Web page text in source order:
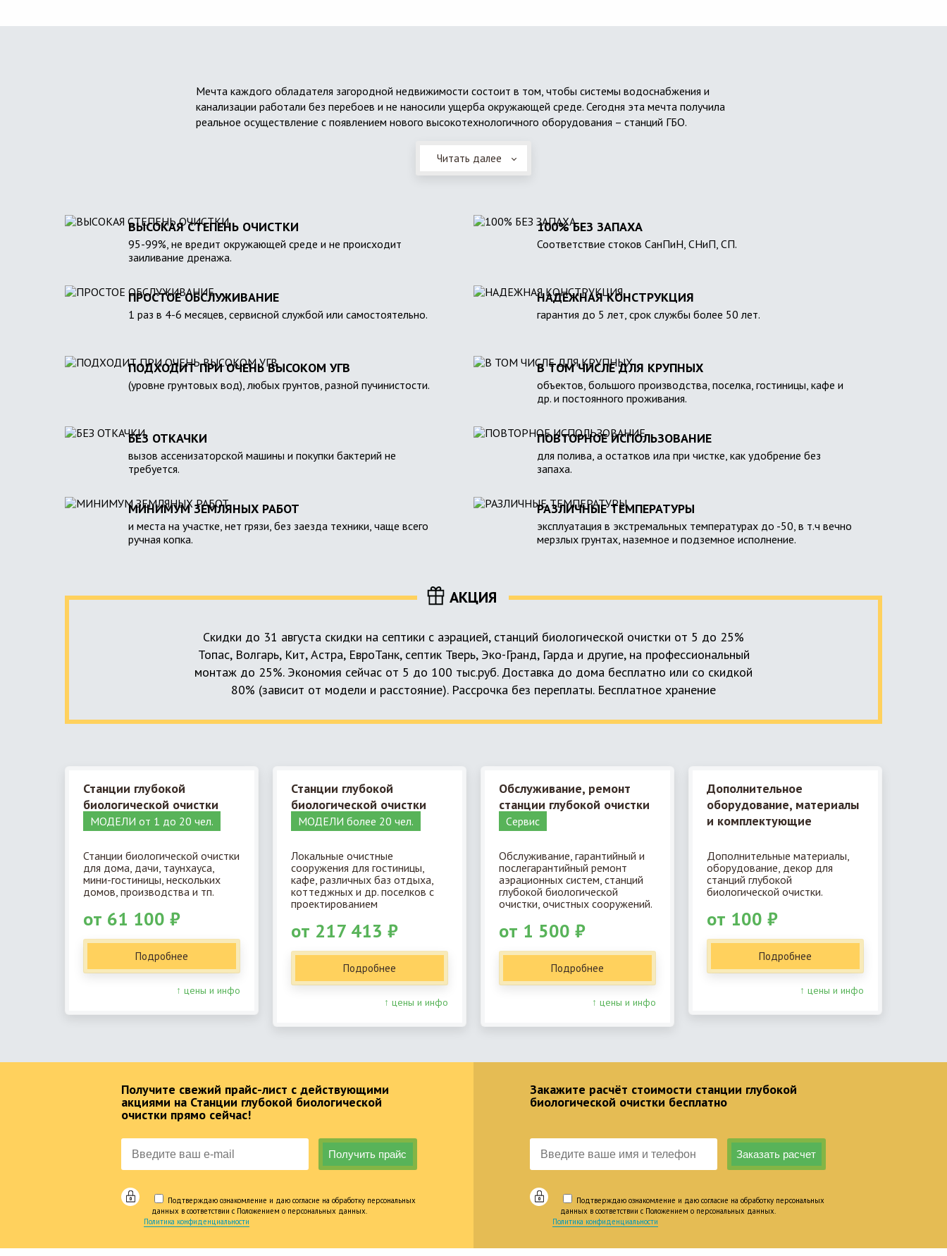
Мечта каждого обладателя загородной недвижимости состоит в том, чтобы системы водоснабжения и
канализации работали без перебоев и не наносили ущерба окружающей среде. Сегодня эта мечта получила
реальное осуществление с появлением нового высокотехнологичного оборудования – станций ГБО.
Читать далее
ВЫСОКАЯ СТЕПЕНЬ ОЧИСТКИ
95-99%, не вредит окружающей среде и не происходит
заиливание дренажа.
100% БЕЗ ЗАПАХА
Соответствие стоков СанПиН, СНиП, СП.
ПРОСТОЕ ОБСЛУЖИВАНИЕ
1 раз в 4-6 месяцев, сервисной службой или самостоятельно.
НАДЕЖНАЯ КОНСТРУКЦИЯ
гарантия до 5 лет, срок службы более 50 лет.
ПОДХОДИТ ПРИ ОЧЕНЬ ВЫСОКОМ УГВ
(уровне грунтовых вод), любых грунтов, разной пучинистости.
В ТОМ ЧИСЛЕ ДЛЯ КРУПНЫХ
объектов, большого производства, поселка, гостиницы, кафе и
др. и постоянного проживания.
БЕЗ ОТКАЧКИ
вызов ассенизаторской машины и покупки бактерий не
требуется.
ПОВТОРНОЕ ИСПОЛЬЗОВАНИЕ
для полива, а остатков ила при чистке, как удобрение без
запаха.
МИНИМУМ ЗЕМЛЯНЫХ РАБОТ
и места на участке, нет грязи, без заезда техники, чаще всего
ручная копка.
РАЗЛИЧНЫЕ ТЕМПЕРАТУРЫ
эксплуатация в экстремальных температурах до -50, в т.ч вечно
мерзлых грунтах, наземное и подземное исполнение.
АКЦИЯ
Скидки до 31 августа скидки на септики с аэрацией, станций биологической очистки от 5 до 25%
Топас, Волгарь, Кит, Астра, ЕвроТанк, септик Тверь, Эко-Гранд, Гарда и другие, на профессиональный
монтаж до 25%. Экономия сейчас от 5 до 100 тыс.руб. Доставка до дома бесплатно или со скидкой
80% (зависит от модели и расстояние). Рассрочка без переплаты. Бесплатное хранение
Станции глубокой
биологической очистки
МОДЕЛИ от 1 до 20 чел.
Станции биологической очистки
для дома, дачи, таунхауса,
мини-гостиницы, нескольких
домов, производства и тп.
от 61 100 ₽
Подробнее
↑ цены и инфо
Станции глубокой
биологической очистки
МОДЕЛИ более 20 чел.
Локальные очистные
сооружения для гостиницы,
кафе, различных баз отдыха,
коттеджных и др. поселков с
проектированием
от 217 413 ₽
Подробнее
↑ цены и инфо
Обслуживание, ремонт
станции глубокой очистки
Cервис
Обслуживание, гарантийный и
послегарантийный ремонт
аэрационных систем, станций
глубокой биологической
очистки, очистных сооружений.
от 1 500 ₽
Подробнее
↑ цены и инфо
Дополнительное
оборудование, материалы
и комплектующие
Дополнительные материалы,
оборудование, декор для
станций глубокой
биологической очистки.
от 100 ₽
Подробнее
↑ цены и инфо
Получите свежий прайс-лист с действующими
акциями на Станции глубокой биологической
очистки прямо сейчас!
Подтверждаю ознакомление и даю согласие на обработку персональных
данных в соответствии с Положением о персональных данных.
Политика конфиденциальности
Закажите расчёт стоимости станции глубокой
биологической очистки бесплатно
Подтверждаю ознакомление и даю согласие на обработку персональных
данных в соответствии с Положением о персональных данных.
Политика конфиденциальности